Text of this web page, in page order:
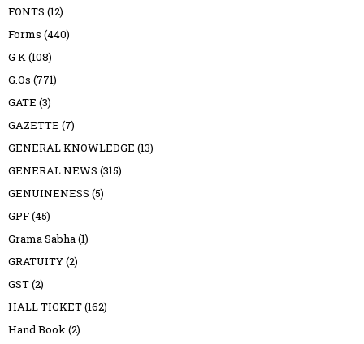
FONTS (12)
Forms (440)
G K(108)
G.Os (771)
GATE (3)
GAZETTE (7)
GENERAL KNOWLEDGE (13)
GENERAL NEWS (315)
GENUINENESS (5)
GPF(45)
Grama Sabha(1)
GRATUITY(2)
GST(2)
HALL TICKET(162)
Hand Book(2)